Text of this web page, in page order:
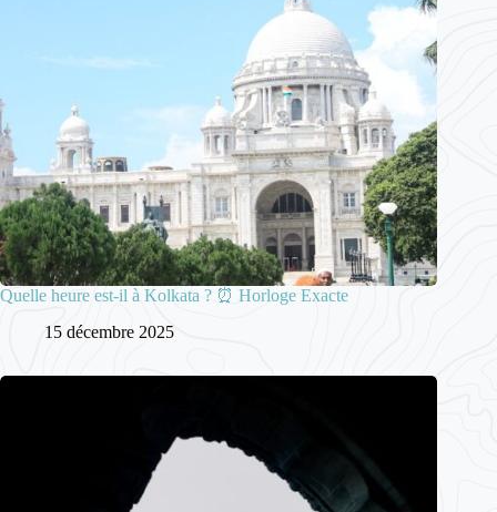
Quelle heure est-il à Kolkata ? ⏰ Horloge Exacte
15 décembre 2025